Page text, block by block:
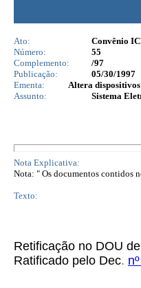
Ato:
Convênio
Número:
55
Complemento:
/97
Publicação:
05/30/1997
Ementa:
Altera dispositivos
Assunto:
Sistema
Nota Explicativa:
Nota: " Os documentos contidos
Texto:
Retificação no DOU
Ratificado pelo Dec.